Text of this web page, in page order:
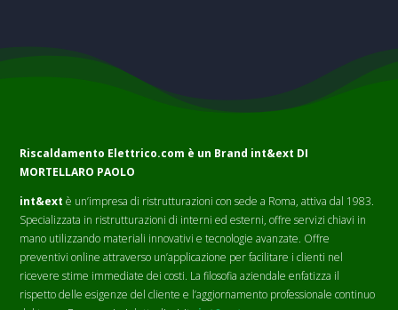
Riscaldamento Elettrico.com è un Brand int&ext DI
MORTELLARO PAOLO
int&ext è un’impresa di ristrutturazioni con sede a Roma, attiva dal 1983.
Specializzata in ristrutturazioni di interni ed esterni, offre servizi chiavi in
mano utilizzando materiali innovativi e tecnologie avanzate. Offre
preventivi online attraverso un’applicazione per facilitare i clienti nel
ricevere stime immediate dei costi. La filosofia aziendale enfatizza il
rispetto delle esigenze del cliente e l’aggiornamento professionale continuo